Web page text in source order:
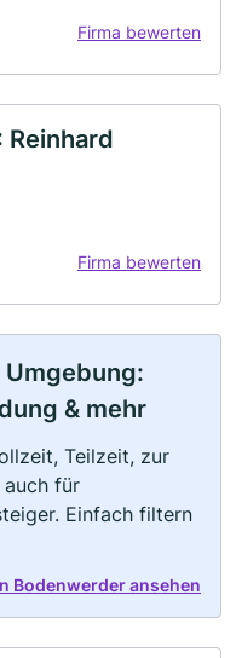
Firma bewerten
Firma bewerten
& mehr
Teilzeit, zur
für
Einfach filtern
Bodenwerder ansehen